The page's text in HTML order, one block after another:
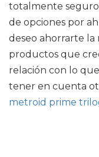
totalmente
de opciones por
deseo ahorrarte la
productos que
relación con lo
tener en cuenta
metroid prime